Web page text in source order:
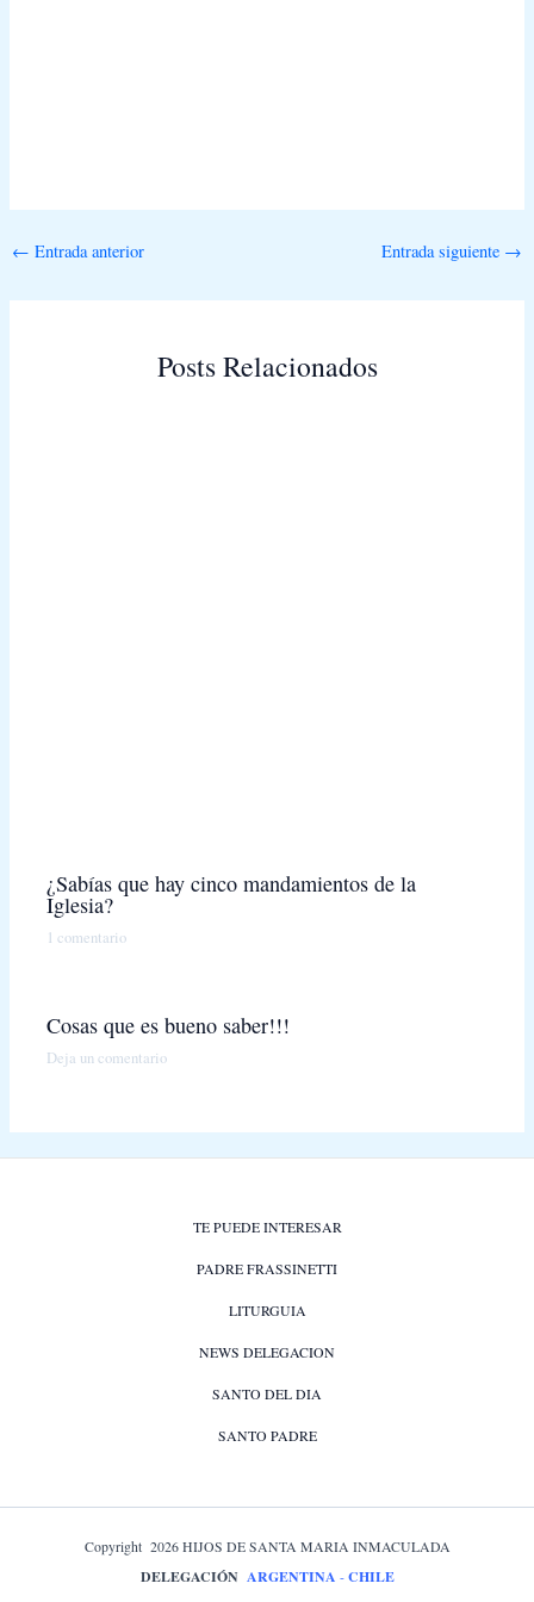
← Entrada anterior Entrada siguiente →
Posts Relacionados
¿Sabías que hay cinco mandamientos de la
Iglesia?
1 comentario
Cosas que es bueno saber!!!
Deja un comentario
TE PUEDE INTERESAR
PADRE FRASSINETTI
LITURGUIA
NEWS DELEGACION
SANTO DEL DIA
SANTO PADRE
Copyright 2026 HIJOS DE SANTA MARIA INMACULADA
DELEGACIÓN ARGENTINA -CHILE